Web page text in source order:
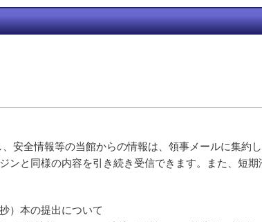
安全情報等の当館からの情報は、領事メールに集
ンと同様の内容を引き続き受信できます。また、短
）本の提出について